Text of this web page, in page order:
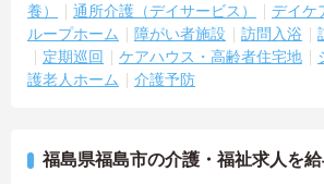
養）
通所介護（デイサービス） デイケ
ループホーム
障がい者施設 訪問入浴
定期巡回
ケアハウス・高齢者住宅地
護老人ホーム
介護予防
福島県福島市の介護・福祉求人を